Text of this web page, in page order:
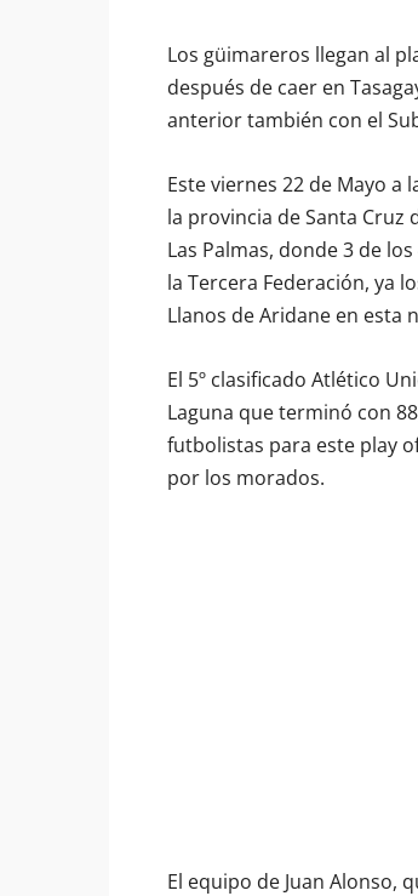
Los güimareros llegan al
después de caer en
anterior también con el
Este viernes 22 de Mayo a
la provincia de Santa
Las Palmas, donde 3 de
la Tercera Federación, ya
Llanos de Aridane en esta
El 5º clasificado Atlético
Laguna que terminó con
futbolistas para este play
por los morados.
El equipo de Juan Alonso,